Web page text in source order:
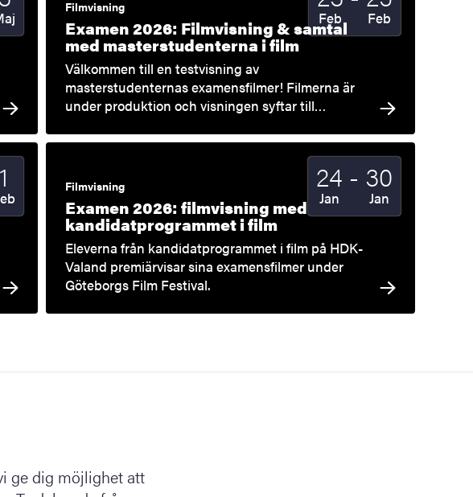
Slutdatum
1
2026
Filmvisning
Examen 2026: Filmvisning & samtal
med masterstudenterna i film
Välkommen till en testvisning av
masterstudenternas examensfilmer! Filmerna är
under produktion och visningen syftar till…
Feb Feb
Filmvisning
Examen 2026: filmvisning med
kandidatprogrammet i film
Eleverna från kandidatprogrammet i film på HDK-
Valand premiärvisar sina examensfilmer under
Göteborgs Film Festival.
Startdatum
24
Jan
2026 Till
- Slutdatum
30
Jan
2026
ge dig möjlighet att